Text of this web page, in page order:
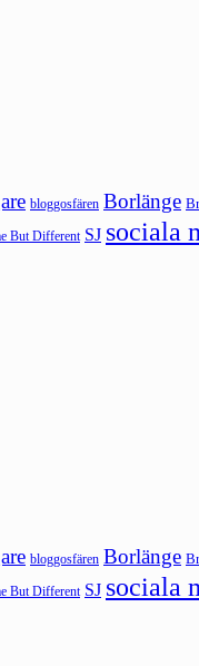
bloggosfären Borlänge
But Different SJ sociala
bloggosfären Borlänge
But Different SJ sociala